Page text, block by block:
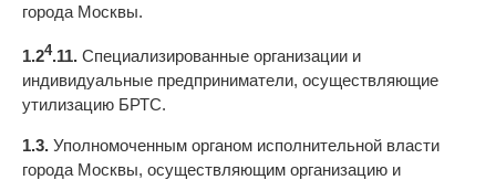
города Москвы.
1.24.11. Специализированные организации и
индивидуальные предприниматели, осуществляющие
утилизацию БРТС.
1.3. Уполномоченным органом исполнительной власти
города Москвы, осуществляющим организацию и